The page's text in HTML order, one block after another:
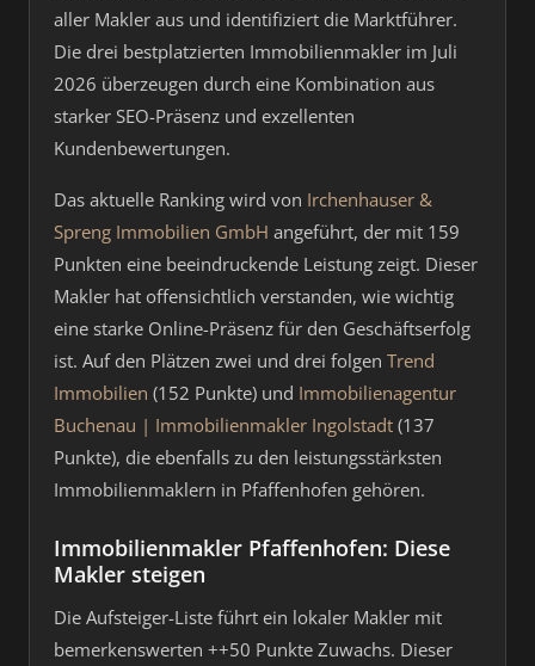
aller Makler aus und identifiziert die Marktführer.
Die drei bestplatzierten Immobilienmakler im Juli
2026 überzeugen durch eine Kombination aus
starker SEO-Präsenz und exzellenten
Kundenbewertungen.
Das aktuelle Ranking wird von Irchenhauser &
Spreng Immobilien GmbH angeführt, der mit 159
Punkten eine beeindruckende Leistung zeigt. Dieser
Makler hat offensichtlich verstanden, wie wichtig
eine starke Online-Präsenz für den Geschäftserfolg
ist. Auf den Plätzen zwei und drei folgen Trend
Immobilien (152 Punkte) und Immobilienagentur
Buchenau | Immobilienmakler Ingolstadt (137
Punkte), die ebenfalls zu den leistungsstärksten
Immobilienmaklern in Pfaffenhofen gehören.
Immobilienmakler Pfaffenhofen: Diese
Makler steigen
Die Aufsteiger-Liste führt ein lokaler Makler mit
bemerkenswerten ++50 Punkte Zuwachs. Dieser